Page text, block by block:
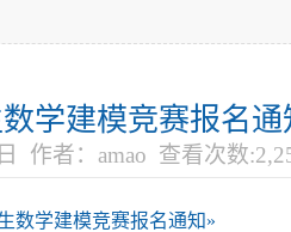
学建模竞赛报名通
作者：amao 查看次数
数学建模竞赛报名通知»